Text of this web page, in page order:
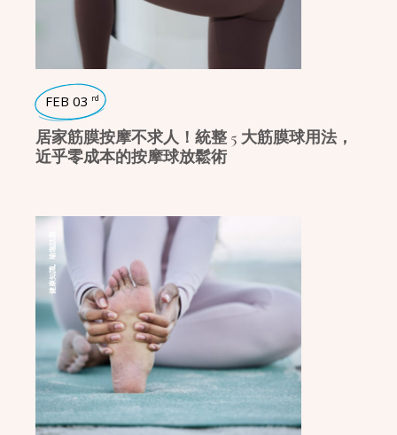
FEB 03 rd
居家筋膜按摩不求人！統整 5 大筋膜球用法，
近乎零成本的按摩球放鬆術
健康知識
瑜珈話題